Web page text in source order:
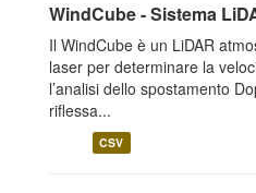
WindCube - Sistema
Il WindCube è un LiDAR
laser per determinare la
l’analisi dello spostamento
riflessa...
CSV